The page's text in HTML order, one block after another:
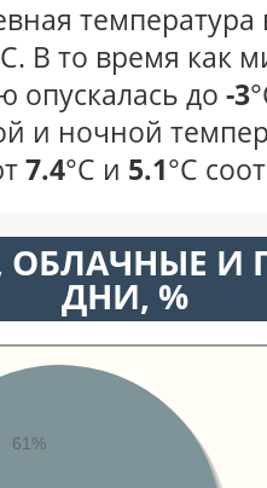
температура
В то время как
опускалась до -3
и ночной
7.4°С и 5.1°С
ОБЛАЧНЫЕ И
ДНИ, %
61%